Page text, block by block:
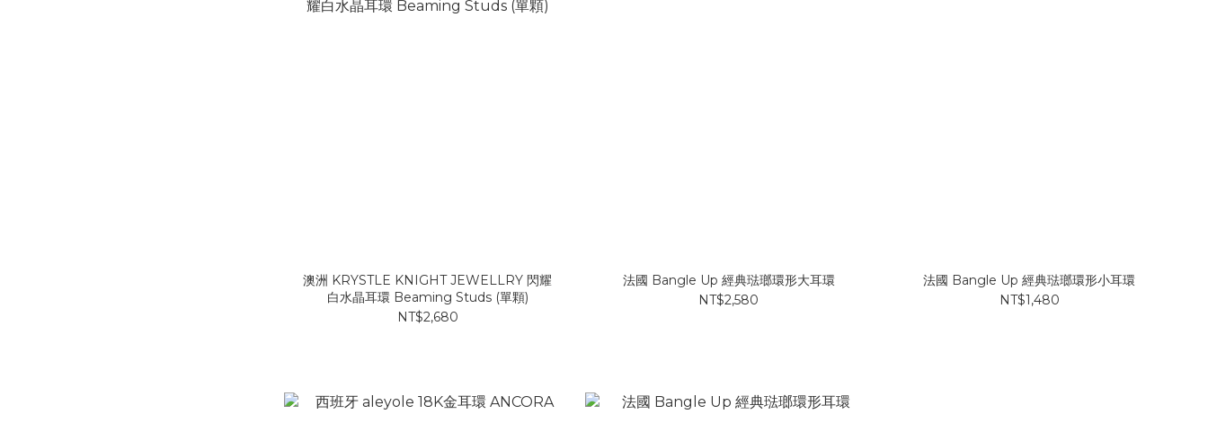
澳洲 KRYSTLE KNIGHT JEWELLRY 閃耀
白水晶耳環 Beaming Studs (單顆)
NT$2,680
法國 Bangle Up 經典琺瑯環形大耳環
NT$2,580
法國 Bangle Up 經典琺瑯環形小耳環
NT$1,480